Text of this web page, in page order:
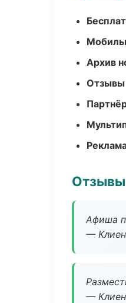
Архив
Отзывы
Отзывы
Афиша
—
—